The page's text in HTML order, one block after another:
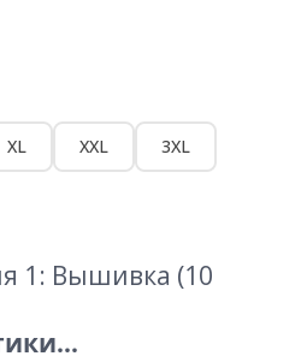
XL XXL 3XL
1: Вышивка (10